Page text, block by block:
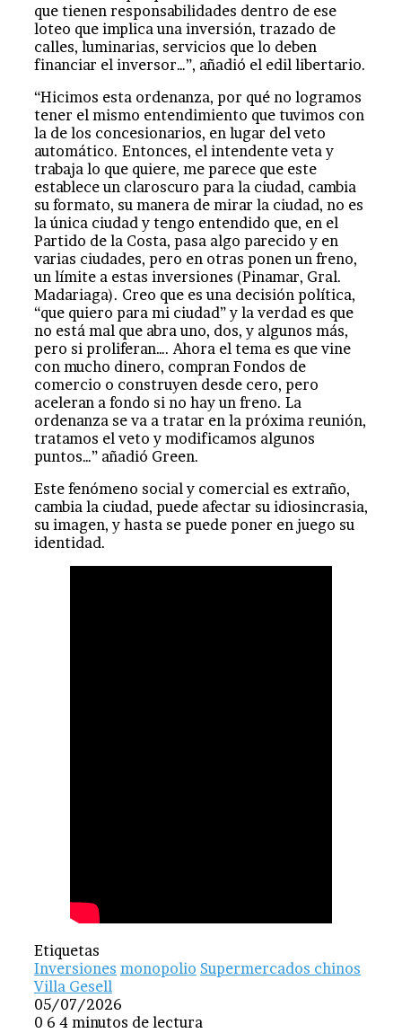
que tienen responsabilidades dentro de ese
loteo que implica una inversión, trazado de
calles, luminarias, servicios que lo deben
financiar el inversor…”, añadió el edil libertario.
“Hicimos esta ordenanza, por qué no logramos
tener el mismo entendimiento que tuvimos con
la de los concesionarios, en lugar del veto
automático. Entonces, el intendente veta y
trabaja lo que quiere, me parece que este
establece un claroscuro para la ciudad, cambia
su formato, su manera de mirar la ciudad, no es
la única ciudad y tengo entendido que, en el
Partido de la Costa, pasa algo parecido y en
varias ciudades, pero en otras ponen un freno,
un límite a estas inversiones (Pinamar, Gral.
Madariaga). Creo que es una decisión política,
“que quiero para mi ciudad” y la verdad es que
no está mal que abra uno, dos, y algunos más,
pero si proliferan…. Ahora el tema es que vine
con mucho dinero, compran Fondos de
comercio o construyen desde cero, pero
aceleran a fondo si no hay un freno. La
ordenanza se va a tratar en la próxima reunión,
tratamos el veto y modificamos algunos
puntos…” añadió Green.
Este fenómeno social y comercial es extraño,
cambia la ciudad, puede afectar su idiosincrasia,
su imagen, y hasta se puede poner en juego su
identidad.
Etiquetas
Inversiones monopolio Supermercados chinos
Villa Gesell
05/07/2026
0 6 4 minutos de lectura